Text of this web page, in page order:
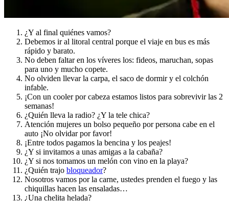
¿Y al final quiénes vamos?
Debemos ir al litoral central porque el viaje en bus es más
rápido y barato.
No deben faltar en los víveres los: fideos, maruchan, sopas
para uno y mucho copete.
No olviden llevar la carpa, el saco de dormir y el colchón
infable.
¡Con un cooler por cabeza estamos listos para sobrevivir las 2
semanas!
¿Quién lleva la radio? ¿Y la tele chica?
Atención mujeres un bolso pequeño por persona cabe en el
auto ¡No olvidar por favor!
¡Entre todos pagamos la bencina y los peajes!
¿Y si invitamos a unas amigas a la cabaña?
¿Y si nos tomamos un melón con vino en la playa?
¿Quién trajo bloqueador?
Nosotros vamos por la carne, ustedes prenden el fuego y las
chiquillas hacen las ensaladas…
¿Una chelita helada?